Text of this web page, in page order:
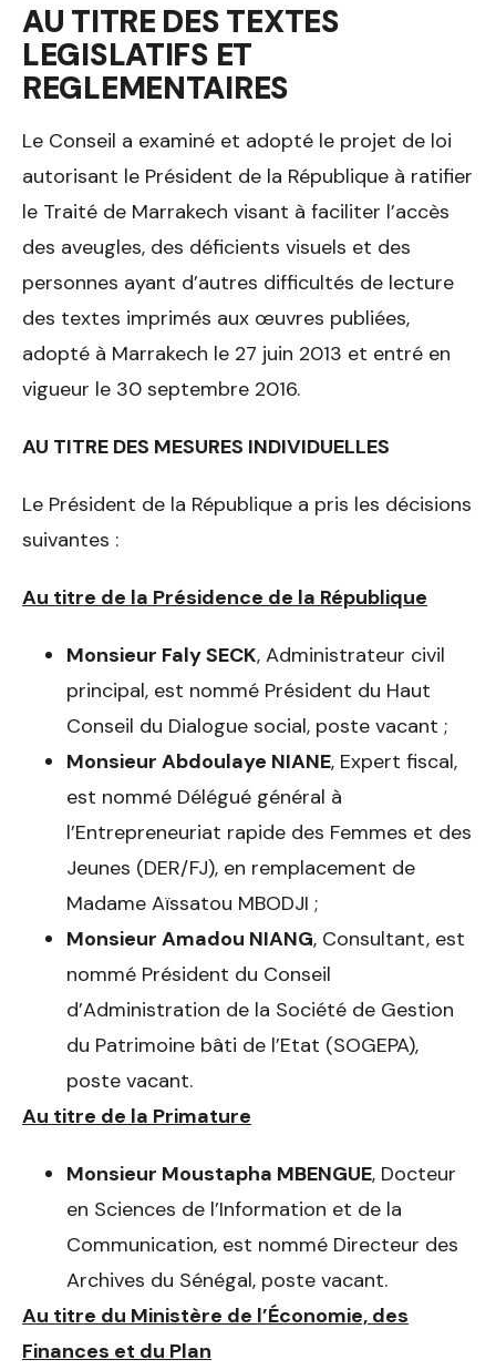
AU TITRE DES TEXTES
LEGISLATIFS ET
REGLEMENTAIRES
Le Conseil a examiné et adopté le projet de loi
autorisant le Président de la République à ratifier
le Traité de Marrakech visant à faciliter l’accès
des aveugles, des déficients visuels et des
personnes ayant d’autres difficultés de lecture
des textes imprimés aux œuvres publiées,
adopté à Marrakech le 27 juin 2013 et entré en
vigueur le 30 septembre 2016.
AU TITRE DES MESURES INDIVIDUELLES
Le Président de la République a pris les décisions
suivantes :
Au titre de la Présidence de la République
Monsieur Faly SECK, Administrateur civil
principal, est nommé Président du Haut
Conseil du Dialogue social, poste vacant ;
Monsieur Abdoulaye NIANE, Expert fiscal,
est nommé Délégué général à
l’Entrepreneuriat rapide des Femmes et des
Jeunes (DER/FJ), en remplacement de
Madame Aïssatou MBODJI ;
Monsieur Amadou NIANG, Consultant, est
nommé Président du Conseil
d’Administration de la Société de Gestion
du Patrimoine bâti de l’Etat (SOGEPA),
poste vacant.
Au titre de la Primature
Monsieur Moustapha MBENGUE, Docteur
en Sciences de l’Information et de la
Communication, est nommé Directeur des
Archives du Sénégal, poste vacant.
Au titre du Ministère de l’Économie, des
Finances et du Plan